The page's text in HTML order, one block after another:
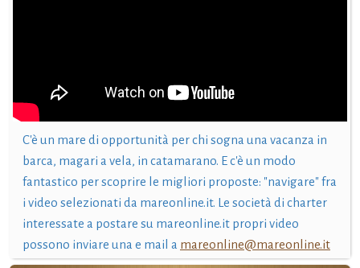
C'è un mare di opportunità per chi sogna una vacanza in
barca, magari a vela, in catamarano. E c'è un modo
fantastico per scoprire le migliori proposte: "navigare" fra
i video selezionati da mareonline.it. Le società di charter
interessate a postare su mareonline.it propri video
possono inviare una e mail a mareonline@mareonline.it